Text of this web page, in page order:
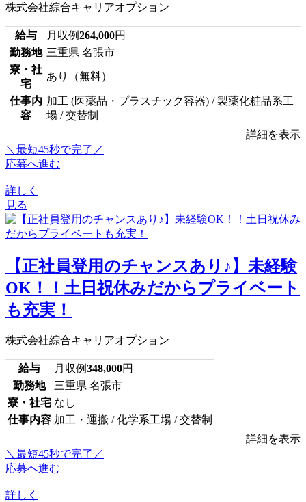
株式会社綜合キャリアオプション
給与 月収例264,000円
勤務地 三重県 名張市
寮・社
宅
あり（無料）
仕事内
容
加工 (医薬品・プラスチック容器) / 製薬化粧品系工
場 / 交替制
詳細を表示
＼最短45秒で完了／
応募へ進む
詳しく
見る
【正社員登用のチャンスあり♪】未経験
OK！！土日祝休みだからプライベート
も充実！
株式会社綜合キャリアオプション
給与 月収例348,000円
勤務地
三重県 名張市
寮・社宅 なし
仕事内容 加工・運搬 / 化学系工場 / 交替制
詳細を表示
＼最短45秒で完了／
応募へ進む
詳しく